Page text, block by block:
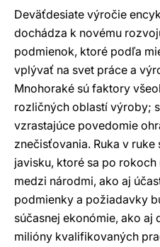
Deväťdesiate výročie
dochádza k novému
podmienok, ktoré podľa
vplývať na svet práce a
Mnohoraké sú faktory
rozličných oblastí výroby;
vzrastajúce povedomie
znečisťovania. Ruka v
javisku, ktoré sa po
medzi národmi, ako aj
podmienky a požiadavky
súčasnej ekonómie, ako
milióny kvalifikovaných